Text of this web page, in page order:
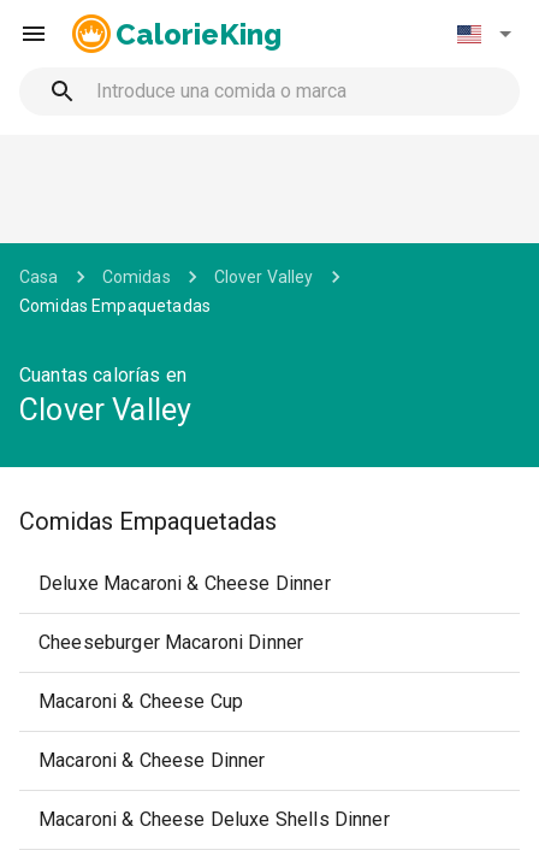
CalorieKing
Casa Comidas
Clover Valley
Comidas Empaquetadas
Cuantas calorías en
Clover Valley
Comidas Empaquetadas
Deluxe Macaroni & Cheese Dinner
Cheeseburger Macaroni Dinner
Macaroni & Cheese Cup
Macaroni & Cheese Dinner
Macaroni & Cheese Deluxe Shells Dinner